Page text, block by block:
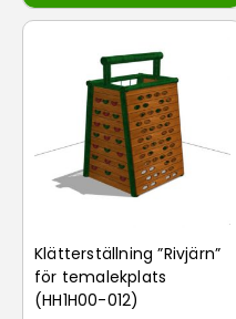
Klätterställning ”Rivjärn”
för temalekplats
(HH1H00-012)